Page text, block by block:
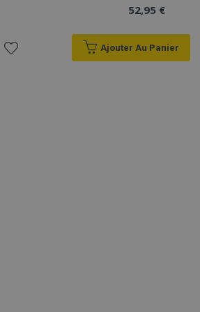
52,95 €
Ajouter Au Panier